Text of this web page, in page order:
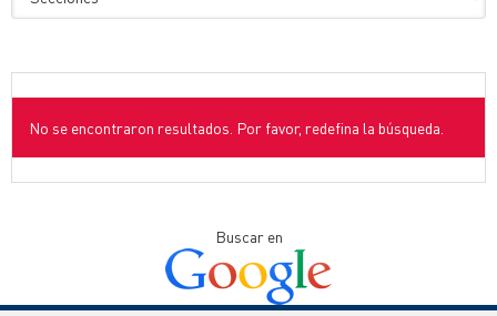
No se encontraron resultados. Por favor, redefina la búsqueda.
Buscar en